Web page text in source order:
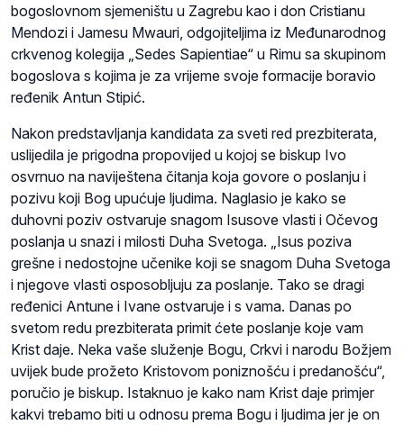
bogoslovnom sjemeništu u Zagrebu kao i don Cristianu
Mendozi i Jamesu Mwauri, odgojiteljima iz Međunarodnog
crkvenog kolegija „Sedes Sapientiae“ u Rimu sa skupinom
bogoslova s kojima je za vrijeme svoje formacije boravio
ređenik Antun Stipić.
Nakon predstavljanja kandidata za sveti red prezbiterata,
uslijedila je prigodna propovijed u kojoj se biskup Ivo
osvrnuo na naviještena čitanja koja govore o poslanju i
pozivu koji Bog upućuje ljudima. Naglasio je kako se
duhovni poziv ostvaruje snagom Isusove vlasti i Očevog
poslanja u snazi i milosti Duha Svetoga. „Isus poziva
grešne i nedostojne učenike koji se snagom Duha Svetoga
i njegove vlasti osposobljuju za poslanje. Tako se dragi
ređenici Antune i Ivane ostvaruje i s vama. Danas po
svetom redu prezbiterata primit ćete poslanje koje vam
Krist daje. Neka vaše služenje Bogu, Crkvi i narodu Božjem
uvijek bude prožeto Kristovom poniznošću i predanošću“,
poručio je biskup. Istaknuo je kako nam Krist daje primjer
kakvi trebamo biti u odnosu prema Bogu i ljudima jer je on